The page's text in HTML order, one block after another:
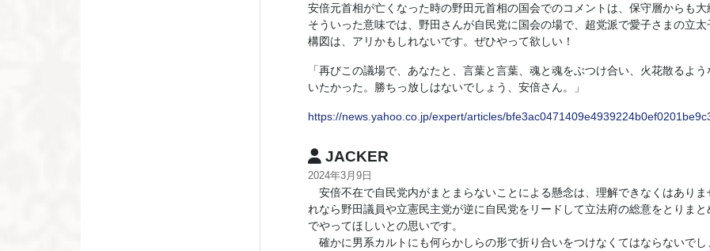
安倍元首相が亡くなった時の野田元首相の国会でのコメントは、保守層からも大
そういった意味では、野田さんが自民党に国会の場で、超党派で愛子さまの立太
構図は、アリかもしれないです。ぜひやって欲しい！
「再びこの議場で、あなたと、言葉と言葉、魂と魂をぶつけ合い、火花散るよ
いたかった。勝ちっ放しはないでしょう、安倍さん。」
https://news.yahoo.co.jp/expert/articles/
JACKER
2024年3月9日
安倍不在で自民党内がまとまらないことによる懸念は、理解できなくはありま
れなら野田議員や立憲民主党が逆に自民党をリードして立法府の総意をとりまと
でやってほしいとの思いです。
確かに男系カルトにも何らかしらの形で折り合いをつけなくてはならないでし